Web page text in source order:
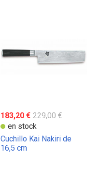
183,20 € 229,00 €
en stock
Cuchillo Kai Nakiri de
16,5 cm